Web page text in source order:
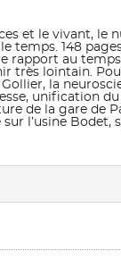
et le vivant,
temps. 148
au
lointain.
la
unification
de la gare de
l’usine